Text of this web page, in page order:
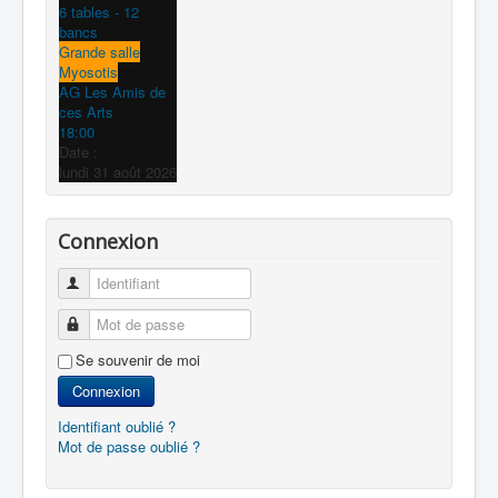
6 tables - 12
bancs
Grande salle
Myosotis
AG Les Amis de
ces Arts
18:00
Date :
lundi 31 août 2026
Connexion
Identifiant
Mot de passe
Se souvenir de moi
Connexion
Identifiant oublié ?
Mot de passe oublié ?